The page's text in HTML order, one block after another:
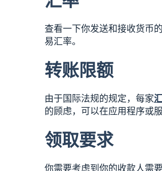
查看一下你发送和接收货币
易汇率。
转账限额
由于国际法规的规定，每家
的顾虑，可以在应用程序或
领取要求
你需要考虑到你的收款人需